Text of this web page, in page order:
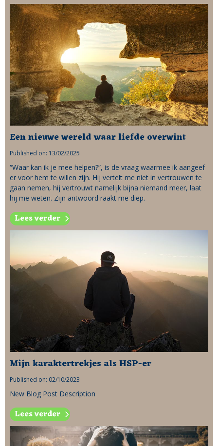
Een nieuwe wereld waar liefde overwint
Published on: 13/02/2025
“Waar kan ik je mee helpen?”, is de vraag waarmee ik aangeef
er voor hem te willen zijn. Hij vertelt me niet in vertrouwen te
gaan nemen, hij vertrouwt namelijk bijna niemand meer, laat
hij me weten. Zijn antwoord raakt me diep.
Lees verder
Mijn karaktertrekjes als HSP-er
Published on: 02/10/2023
New Blog Post Description
Lees verder